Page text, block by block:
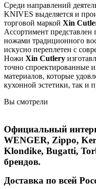
Среди направлений
KNIVES выделяется и
торговой маркой Xin
Ассортимент
ножами традиционного
искусно переплетен с
Ножи Xin Cutlery
точно спроектированные
материалов, которые
кухонной эстетики, так и
Вы смотрели
Официальный
WENGER, Zippo,
Klondike, Bugatti,
брендов.
Доставка по всей